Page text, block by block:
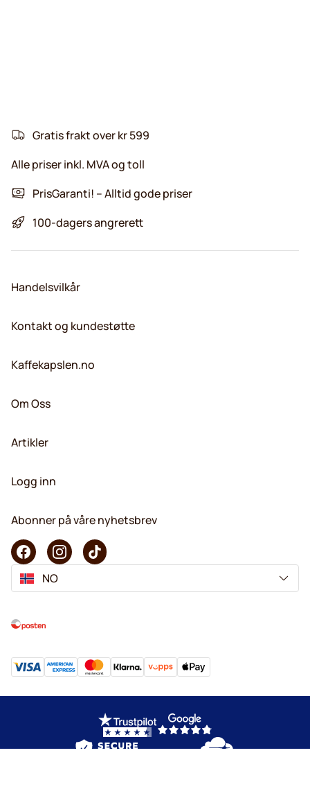
Gratis frakt over kr 599
Alle priser inkl. MVA og toll
PrisGaranti! – Alltid gode priser
100-dagers angrerett
Handelsvilkår
Kontakt og kundestøtte
Kaffekapslen.no
Om Oss
Artikler
Logg inn
Abonner på våre nyhetsbrev
NO